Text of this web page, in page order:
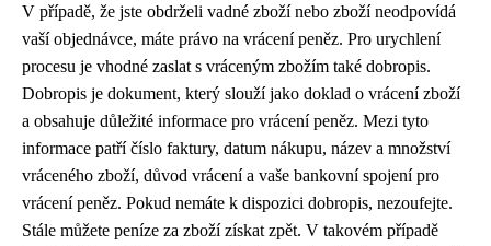
V případě, že jste obdrželi vadné zboží nebo zboží neodpovídá
vaší objednávce, máte právo na vrácení peněz. Pro urychlení
procesu je vhodné zaslat s vráceným zbožím také dobropis.
Dobropis je dokument, který slouží jako doklad o vrácení zboží
a obsahuje důležité informace pro vrácení peněz. Mezi tyto
informace patří číslo faktury, datum nákupu, název a množství
vráceného zboží, důvod vrácení a vaše bankovní spojení pro
vrácení peněz. Pokud nemáte k dispozici dobropis, nezoufejte.
Stále můžete peníze za zboží získat zpět. V takovém případě